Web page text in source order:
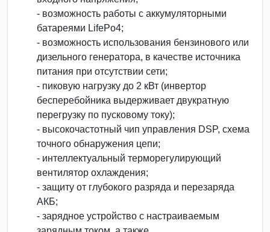
- возможность работы с аккумуляторными
батареями LifePo4;
- возможность использования бензинового или
дизельного генератора, в качестве источника
питания при отсутствии сети;
- пиковую нагрузку до 2 кВт (инвертор
бесперебойника выдерживает двукратную
перегрузку по пусковому току);
- высокочастотный чип управления DSP, схема
точного обнаружения цепи;
- интеллектуальный терморегулирующий
вентилятор охлаждения;
- защиту от глубокого разряда и перезаряда
АКБ;
- зарядное устройство с настраиваемым